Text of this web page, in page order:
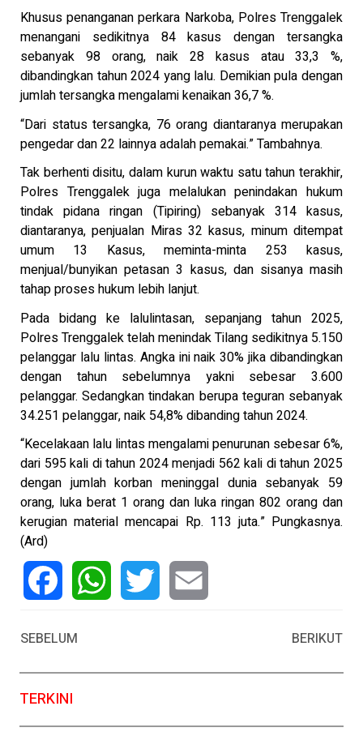
Khusus penanganan perkara Narkoba, Polres Trenggalek
menangani sedikitnya 84 kasus dengan tersangka
sebanyak 98 orang, naik 28 kasus atau 33,3 %,
dibandingkan tahun 2024 yang lalu. Demikian pula dengan
jumlah tersangka mengalami kenaikan 36,7 %.
“Dari status tersangka, 76 orang diantaranya merupakan
pengedar dan 22 lainnya adalah pemakai.” Tambahnya.
Tak berhenti disitu, dalam kurun waktu satu tahun terakhir,
Polres Trenggalek juga melalukan penindakan hukum
tindak pidana ringan (Tipiring) sebanyak 314 kasus,
diantaranya, penjualan Miras 32 kasus, minum ditempat
umum 13 Kasus, meminta-minta 253 kasus,
menjual/bunyikan petasan 3 kasus, dan sisanya masih
tahap proses hukum lebih lanjut.
Pada bidang ke lalulintasan, sepanjang tahun 2025,
Polres Trenggalek telah menindak Tilang sedikitnya 5.150
pelanggar lalu lintas. Angka ini naik 30% jika dibandingkan
dengan tahun sebelumnya yakni sebesar 3.600
pelanggar. Sedangkan tindakan berupa teguran sebanyak
34.251 pelanggar, naik 54,8% dibanding tahun 2024.
“Kecelakaan lalu lintas mengalami penurunan sebesar 6%,
dari 595 kali di tahun 2024 menjadi 562 kali di tahun 2025
dengan jumlah korban meninggal dunia sebanyak 59
orang, luka berat 1 orang dan luka ringan 802 orang dan
kerugian material mencapai Rp. 113 juta.” Pungkasnya.
(Ard)
SEBELUM
BERIKUT
TERKINI